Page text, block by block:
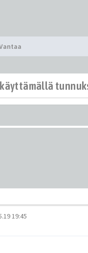
19:45